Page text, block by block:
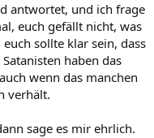
antwortet, und ich frage
euch gefällt nicht, was
sollte klar sein, dass
haben das
wenn das manchen
verhält.
sage es mir ehrlich.